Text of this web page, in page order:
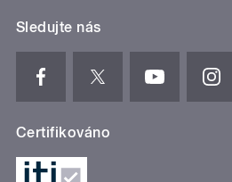
Sledujte nás
Certifikováno